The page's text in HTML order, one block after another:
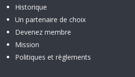
Historique
Un partenaire de choix
Devenez membre
Mission
Politiques et règlements